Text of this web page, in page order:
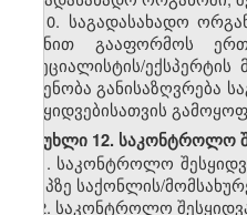
10. საგადასახადო
მიზნით გააფორმოს
(სპეციალისტის/
ოდენობა
შესყიდვებისათვის
მუხლი 12. საკონტროლო
1. საკონტროლო
ეტაპზე საქონლის/
2. საკონტროლო